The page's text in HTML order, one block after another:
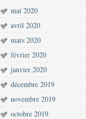
mai 2020
avril 2020
mars 2020
février 2020
janvier 2020
décembre 2019
novembre 2019
octobre 2019